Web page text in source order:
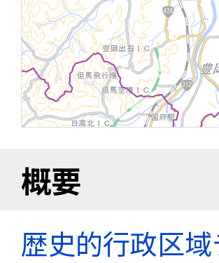
概要
歴史的行政区